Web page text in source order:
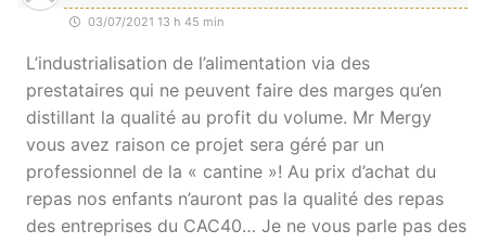
03/07/2021 13 h 45 min
L’industrialisation de l’alimentation via des
prestataires qui ne peuvent faire des marges qu’en
distillant la qualité au profit du volume. Mr Mergy
vous avez raison ce projet sera géré par un
professionnel de la « cantine »! Au prix d’achat du
repas nos enfants n’auront pas la qualité des repas
des entreprises du CAC40… Je ne vous parle pas des